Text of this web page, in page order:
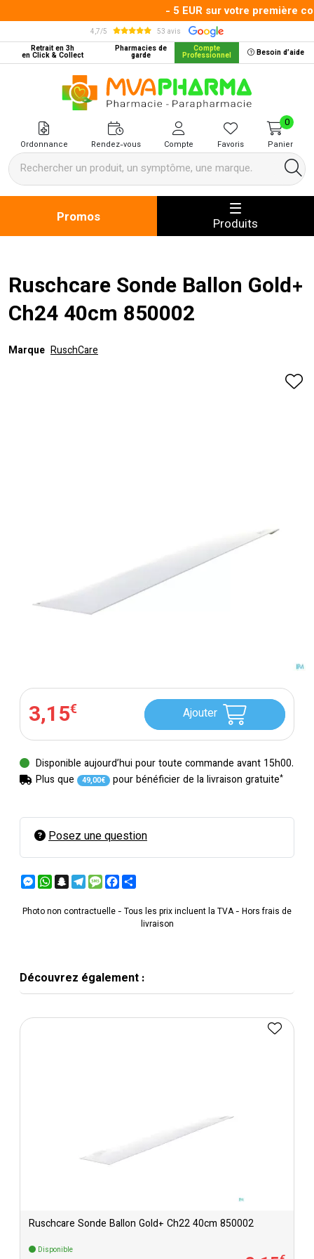
- 5 EUR sur votre première
4,7/5
53 avis
Retrait en 3h
en Click & Collect
Pharmacies de
garde
Compte
Professionnel Besoin d’aide
MVA Pharma Votre pharmacie
Ordonnance Rendez-vous Compte Favoris Panier
0
Promos Produits
Ruschcare Sonde Ballon Gold+
Ch24 40cm 850002
Marque RuschCare
3,15€ Ajouter
Disponible aujourd’hui pour toute commande avant 15h00.
Plus que
49,00€ pour bénéficier de la livraison gratuite*
Posez une question
Messenger
WhatsApp
Snapchat
Telegram
MessageFacebook
Photo non contractuelle - Tous les prix incluent la TVA - Hors frais de
livraison
Découvrez également :
Ruschcare Sonde Ballon Gold+ Ch22 40cm 850002
Disponible